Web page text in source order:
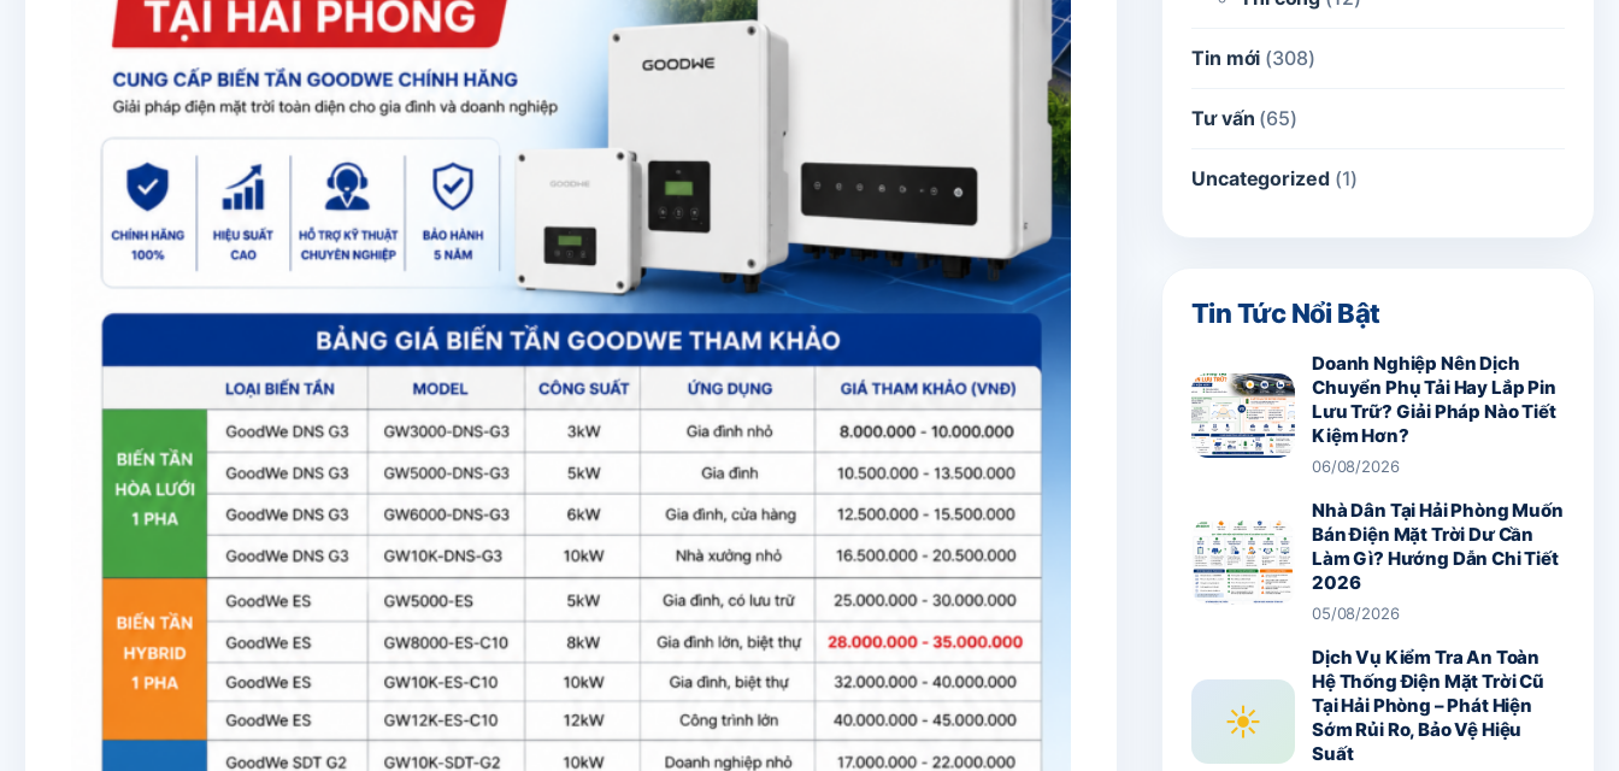
Tin mới (308)
Tư vấn (65)
Uncategorized(1)
Tin Tức Nổi Bật
Doanh Nghiệp Nên Dịch
Chuyển Phụ Tải Hay Lắp Pin
Lưu Trữ? Giải Pháp Nào Tiết
Kiệm Hơn?
06/08/2026
Nhà Dân Tại Hải Phòng Muốn
Bán Điện Mặt Trời Dư Cần
Làm Gì? Hướng Dẫn Chi Tiết
2026
05/08/2026
☀
Dịch Vụ Kiểm Tra An Toàn
Hệ Thống Điện Mặt Trời Cũ
Tại Hải Phòng – Phát Hiện
Sớm Rủi Ro, Bảo Vệ Hiệu
Suất